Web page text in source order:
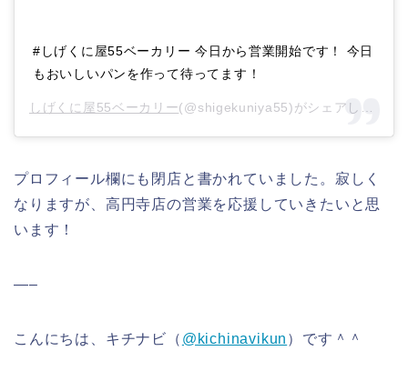
#しげくに屋55ベーカリー 今日から営業開始です！ 今日
もおいしいパンを作って待ってます！
しげくに屋55ベーカリー(@shigekuniya55)がシェアした投稿 –
プロフィール欄にも閉店と書かれていました。寂しく
なりますが、高円寺店の営業を応援していきたいと思
います！
—–
こんにちは、キチナビ（ @kichinavikun ）です＾＾